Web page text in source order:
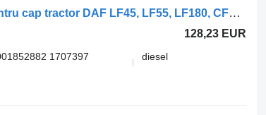
Etrier frana WABCO LF45 (01.01-) 40175072 pentru cap tractor DAF LF45, LF55, LF180, CF65, CF75, CF85 (2001-)
128,23 EUR
1707397
diesel